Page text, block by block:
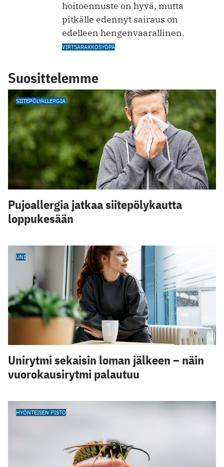
hoitoennuste on hyvä, mutta
pitkälle edennyt sairaus on
edelleen hengenvaarallinen.
VIRTSARAKKOSYÖPÄ
Suosittelemme
SIITEPÖLYALLERGIA
Pujoallergia jatkaa siitepölykautta
loppukesään
UNI
Unirytmi sekaisin loman jälkeen – näin
vuorokausirytmi palautuu
HYÖNTEISEN PISTO